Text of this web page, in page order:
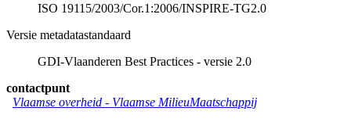
ISO 19115/2003/Cor.1:2006/INSPIRE-TG2.0
Versie metadatastandaard
GDI-Vlaanderen Best Practices - versie 2.0
contactpunt
Vlaamse overheid - Vlaamse MilieuMaatschappij